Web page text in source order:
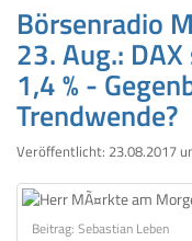
Börsenradio
23. Aug.:
1,4 % -
Trendwende?
Veröffentlicht: 23.08.2017
Beitrag: Sebastian Leben